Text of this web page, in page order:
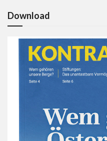
Download